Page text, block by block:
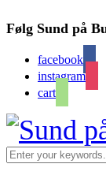
Følg Sund på
facebook
instagram
cart